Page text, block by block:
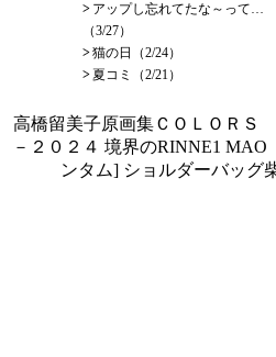
> アップし忘れてたな～って…
（3/27）
>猫の日（2/24）
>夏コミ（2/21）
高橋留美子原画集ＣＯＬＯＲＳ
－２０２４ 境界のRINNE1
ンタム] ショルダーバッグ